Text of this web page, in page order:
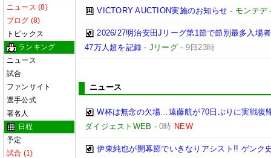
ニュース (8)
ブログ (8)
トピックス
ランキング
ニュース
試合
ファンサイト
選手公式
著名人
日程
予定
試合 (1)
VICTORY AUCTION実施のお知らせ - モンテデ
2026/27明治安田Jリーグ第1節で節別最多入場
47万人超を記録 - Jリーグ - 9日23時
ニュース
W杯は無念の欠場…遠藤航が70日ぶりに実戦復
ダイジェストWEB -0時 NEW
伊東純也が開幕節でいきなりアシスト!! ゲンク